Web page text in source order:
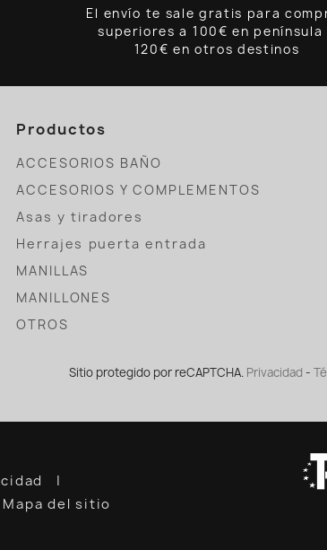
El envío te sale gratis para
superiores a 100€ en península
120€ en otros destinos
Productos
ACCESORIOS BAÑO
ACCESORIOS Y COMPLEMENTOS
Asas y tiradores
Herrajes puerta entrada
MANILLAS
MANILLONES
OTROS
Sitio protegido por reCAPTCHA. Privacidad -
Mapa del sitio